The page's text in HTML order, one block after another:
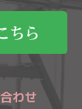
わせ